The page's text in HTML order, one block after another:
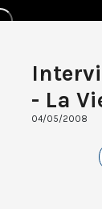
- La
04/05/2008